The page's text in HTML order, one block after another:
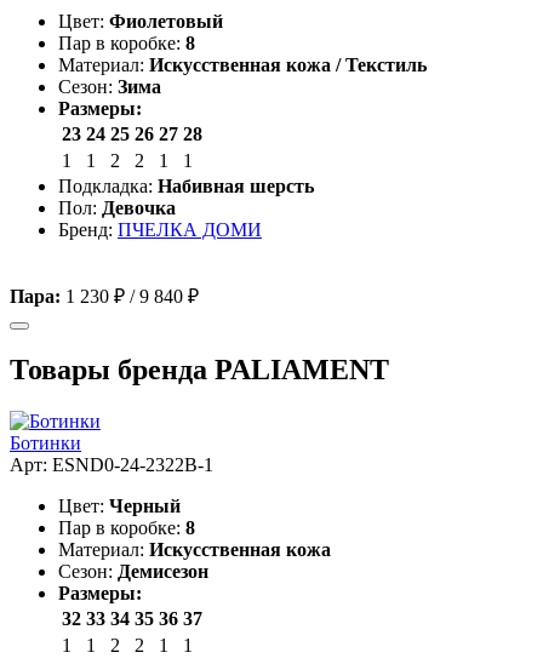
Цвет: Фиолетовый
Пар в коробке: 8
Материал: Искусственная кожа / Текстиль
Сезон: Зима
Размеры:
23 24 25 26 27 28
1
1 2 2 1
1
Подкладка: Набивная шерсть
Пол: Девочка
Бренд: ПЧЕЛКА ДОМИ
Пара: 1 230 ₽ /9 840 ₽
Товары бренда PALIAMENT
Ботинки
Арт: ESND0-24-2322B-1
Цвет: Черный
Пар в коробке: 8
Материал: Искусственная кожа
Сезон: Демисезон
Размеры:
32 33 34 35 36 37
1
1 2 2 1
1